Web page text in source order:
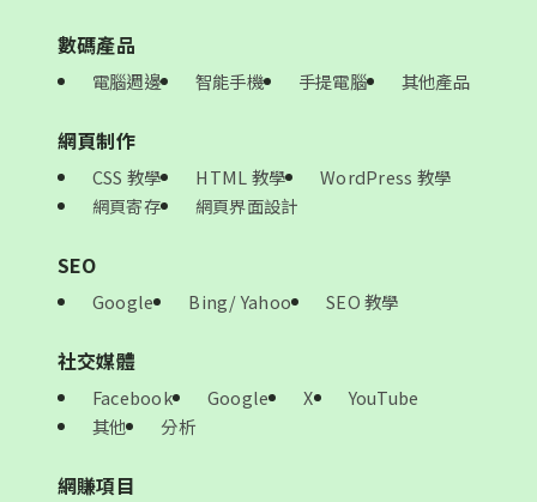
數碼產品
電腦週邊 智能手機 手提電腦 其他產品
網頁制作
CSS 教學 HTML 教學
WordPress 教學
網頁寄存
網頁界面設計
SEO
Google Bing/ Yahoo SEO 教學
社交媒體
Facebook Google X
YouTube
其他
分析
網賺項目